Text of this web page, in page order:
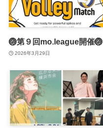
🏐第９回mo.league開催🏐
2026年3月29日